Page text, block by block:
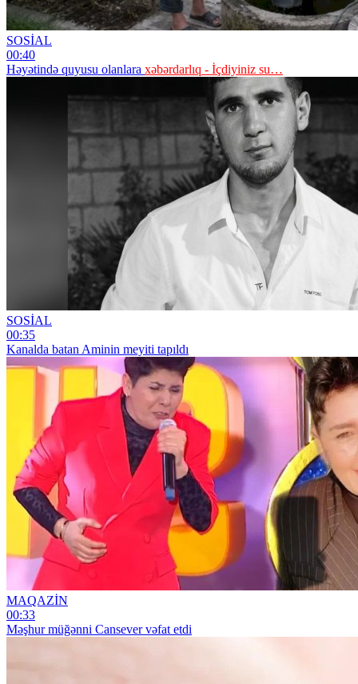
SOSİAL
00:40
Həyətində quyusu olanlara xəbərdarlıq - İçdiyiniz su…
SOSİAL
00:35
Kanalda batan Aminin meyiti tapıldı
MAQAZİN
00:33
Məşhur müğənni Cansever vəfat etdi